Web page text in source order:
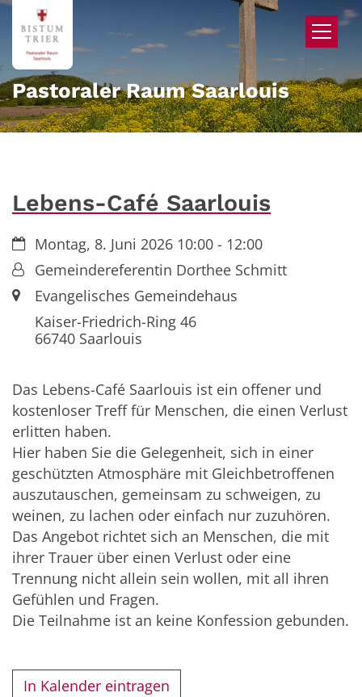
Zum Inhalt springen
Pastoraler Raum Saarlouis
Lebens-Café Saarlouis
Datum:Montag, 8. Juni 2026 10:00 - 12:00
Von:Gemeindereferentin Dorthee Schmitt
Ort:Evangelisches Gemeindehaus
Kaiser-Friedrich-Ring 46
66740Saarlouis
Das Lebens-Café Saarlouis ist ein offener und
kostenloser Treff für Menschen, die einen Verlust
erlitten haben.
Hier haben Sie die Gelegenheit, sich in einer
geschützten Atmosphäre mit Gleichbetroffenen
auszutauschen, gemeinsam zu schweigen, zu
weinen, zu lachen oder einfach nur zuzuhören.
Das Angebot richtet sich an Menschen, die mit
ihrer Trauer über einen Verlust oder eine
Trennung nicht allein sein wollen, mit all ihren
Gefühlen und Fragen.
Die Teilnahme ist an keine Konfession gebunden.
In Kalender eintragen